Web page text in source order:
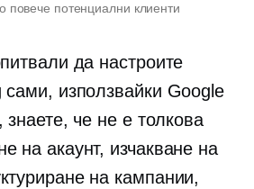
повече потенциални клиенти
да настроите
използвайки Google
че не е толкова
на акаунт, изчакване на
на кампании,